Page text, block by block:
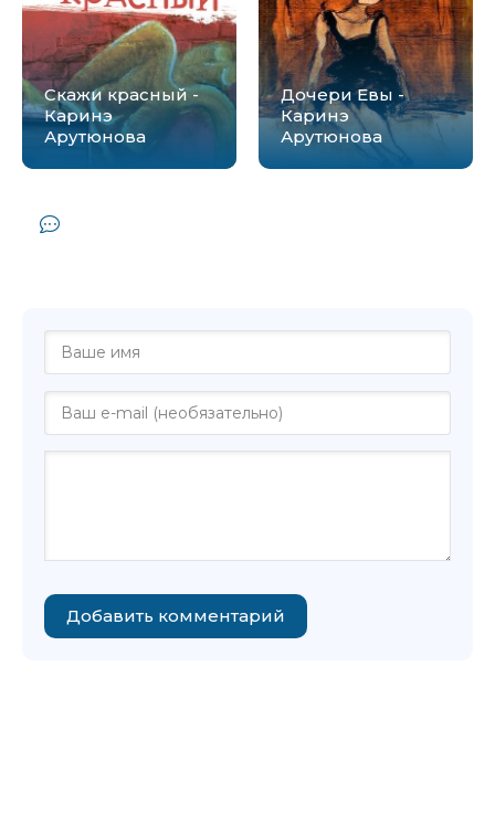
Скажи красный -
Каринэ
Арутюнова
Дочери Евы -
Каринэ
Арутюнова
Добавить комментарий